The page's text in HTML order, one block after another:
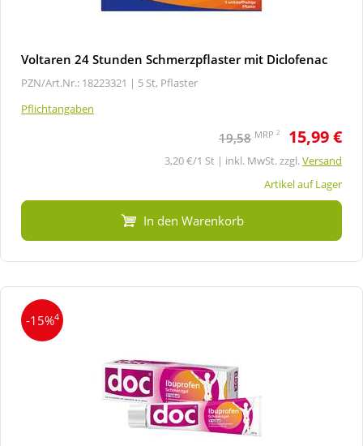
Voltaren 24 Stunden Schmerzpflaster mit Diclofenac
PZN/Art.Nr.: 18223321 | 5 St, Pflaster
Pflichtangaben
19,58 MRP 2 15,99 €
3,20 €/1 St | inkl. MwSt. zzgl.Versand
Artikel auf Lager
In den Warenkorb
-15%4